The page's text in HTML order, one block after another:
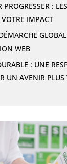
PROGRESSER :
IMPACT
WEB
: UNE
UN AVENIR PLUS